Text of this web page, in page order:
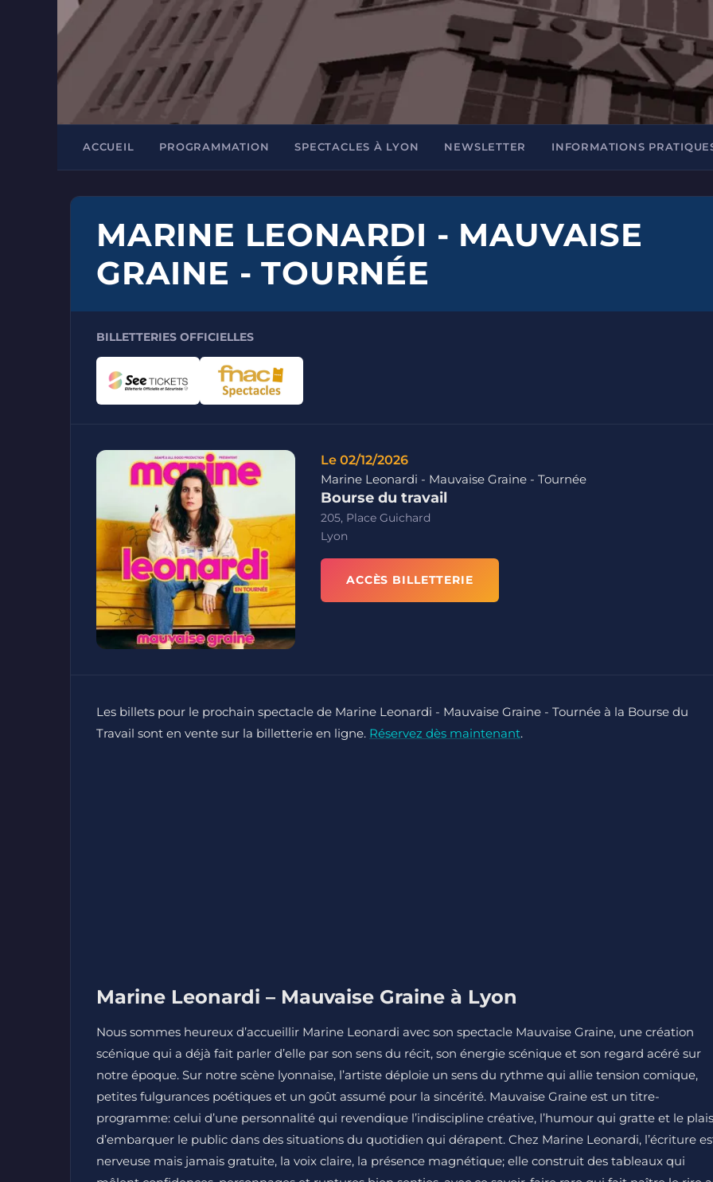
ACCUEIL PROGRAMMATION SPECTACLES À LYON NEWSLETTER INFORMATIONS
MARINE LEONARDI - MAUVAISE
GRAINE - TOURNÉE
BILLETTERIES OFFICIELLES
Le 02/12/2026
Marine Leonardi - Mauvaise Graine - Tournée
Bourse du travail
205, Place Guichard
Lyon
ACCÈS BILLETTERIE
Les billets pour le prochain spectacle de Marine Leonardi - Mauvaise Graine - Tournée à la Bourse du
Travail sont en vente sur la billetterie en ligne. Réservez dès maintenant.
Marine Leonardi – Mauvaise Graine à Lyon
Nous sommes heureux d’accueillir Marine Leonardi avec son spectacle Mauvaise Graine, une création
scénique qui a déjà fait parler d’elle par son sens du récit, son énergie scénique et son regard acéré sur
notre époque. Sur notre scène lyonnaise, l’artiste déploie un sens du rythme qui allie tension comique,
petites fulgurances poétiques et un goût assumé pour la sincérité. Mauvaise Graine est un titre-
programme: celui d’une personnalité qui revendique l’indiscipline créative, l’humour qui gratte et le
d’embarquer le public dans des situations du quotidien qui dérapent. Chez Marine Leonardi, l’écriture
nerveuse mais jamais gratuite, la voix claire, la présence magnétique; elle construit des tableaux qui